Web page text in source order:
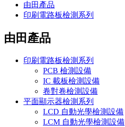
由田產品
印刷電路板檢測系列
由田產品
印刷電路板檢測系列
PCB 檢測設備
IC 載板檢測設備
卷對卷檢測設備
平面顯示器檢測系列
LCD 自動光學檢測設備
LCM 自動光學檢測設備